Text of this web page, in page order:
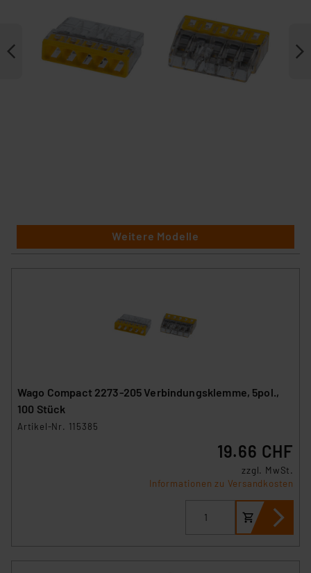
Weitere Modelle
Wago Compact 2273-205 Verbindungsklemme, 5pol.,
100 Stück
Artikel-Nr. 115385
19.66 CHF
zzgl. MwSt.
Informationen zu Versandkosten